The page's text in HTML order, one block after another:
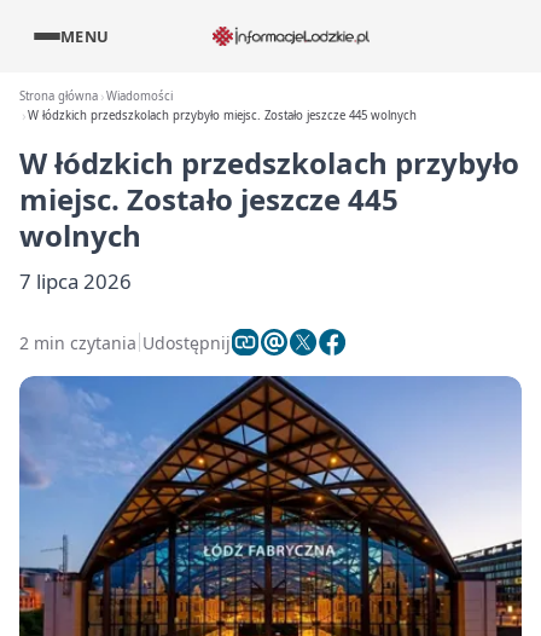
MENU
Strona główna Wiadomości
W łódzkich przedszkolach przybyło miejsc. Zostało jeszcze 445 wolnych
W łódzkich przedszkolach przybyło
miejsc. Zostało jeszcze 445
wolnych
7 lipca 2026
2 min czytania Udostępnij